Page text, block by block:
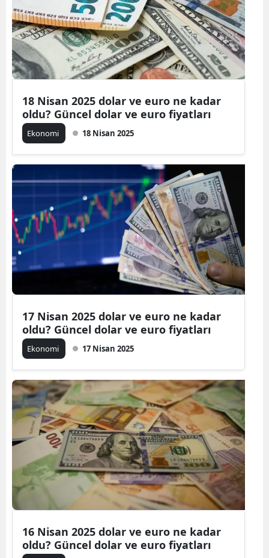
18 Nisan 2025 dolar ve euro ne kadar
oldu? Güncel dolar ve euro fiyatları
Ekonomi 18 Nisan 2025
17 Nisan 2025 dolar ve euro ne kadar
oldu? Güncel dolar ve euro fiyatları
Ekonomi 17 Nisan 2025
16 Nisan 2025 dolar ve euro ne kadar
oldu? Güncel dolar ve euro fiyatları